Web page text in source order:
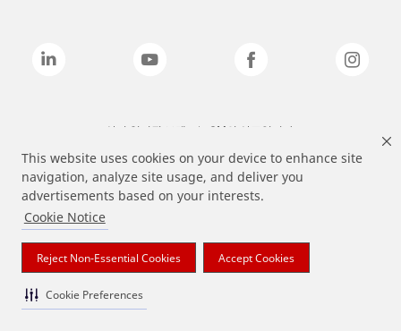
This website uses cookies on your device to enhance site
navigation, analyze site usage, and deliver you
advertisements based on your interests.
Cookie Notice
Reject Non-Essential Cookies Accept Cookies
Cookie Preferences
상기 열거된 브랜드는 3M의 상표입니다.